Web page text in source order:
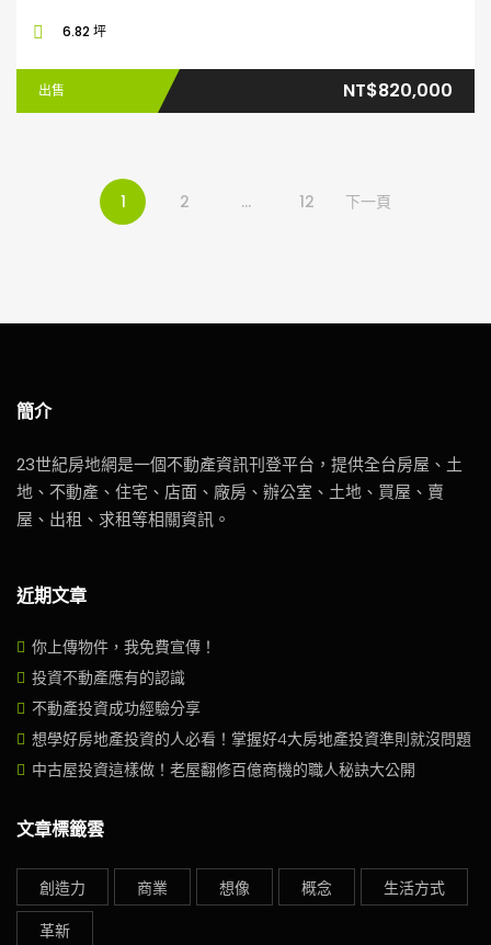
6.82 坪
出售 NT$820,000
1 2 ... 12 下一頁
簡介
23世紀房地網是一個不動產資訊刊登平台，提供全台房屋、土
地、不動產、住宅、店面、廠房、辦公室、土地、買屋、賣
屋、出租、求租等相關資訊。
近期文章
你上傳物件，我免費宣傳！
投資不動產應有的認識
不動產投資成功經驗分享
想學好房地產投資的人必看！掌握好4大房地產投資準則就沒問題
中古屋投資這樣做！老屋翻修百億商機的職人秘訣大公開
文章標籤雲
創造力 商業 想像 概念
生活方式
革新